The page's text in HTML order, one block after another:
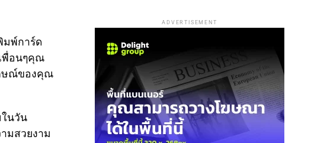
มพ์การ์ด
พื่อนๆคุณ
ษณ์ของคุณ
นวัน
มสวยงาม
ADVERTISEMENT